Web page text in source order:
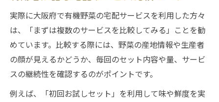
実際に大阪府で有機野菜の宅配サービスを利用した方々
は、「まずは複数のサービスを比較してみる」ことを勧
めています。比較する際には、野菜の産地情報や生産者
の顔が見えるかどうか、毎回のセット内容や量、サービ
スの継続性を確認するのがポイントです。
例えば、「初回お試しセット」を利用して味や鮮度を実